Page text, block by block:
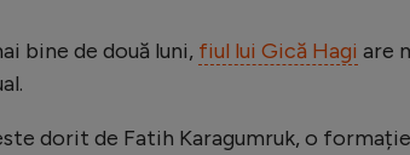
bine de două luni, fiul lui Gică Hagi are
dorit de Fatih Karagumruk, o